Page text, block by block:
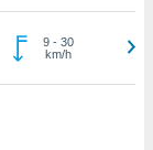
9- 30
km/h